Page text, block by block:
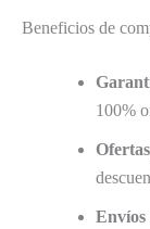
Beneficios de
100%
Envíos